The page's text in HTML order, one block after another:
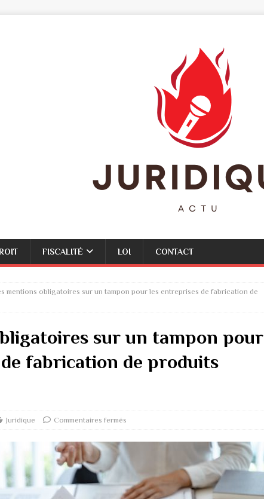
FISCALITÉ LOI CONTACT
mentions obligatoires sur un tampon pour les entreprises de fabrication de
sur un tampon pour
fabrication de produits
Juridique Commentaires fermés